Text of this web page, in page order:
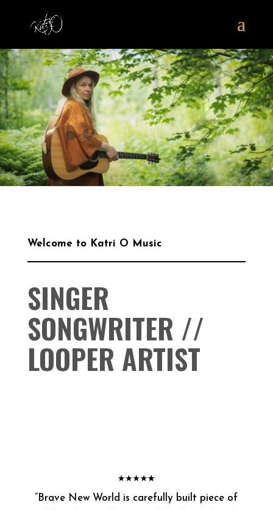
Welcome to Katri O Music
SINGER
SONGWRITER //
LOOPER ARTIST
” Brave New World is carefully built piece of